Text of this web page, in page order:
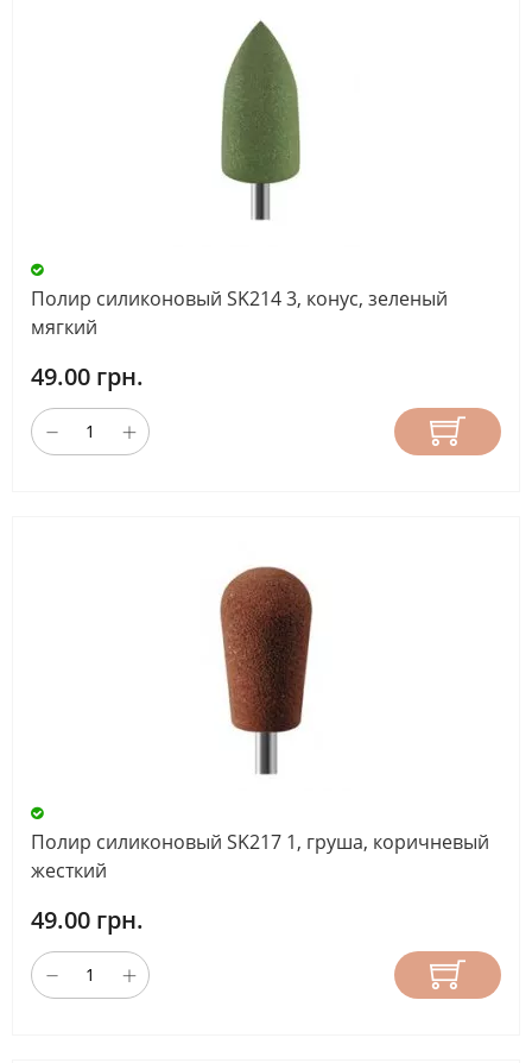
Полир силиконовый SK214 3, конус, зеленый
мягкий
49.00 грн.
Полир силиконовый SK217 1, груша, коричневый
жесткий
49.00 грн.